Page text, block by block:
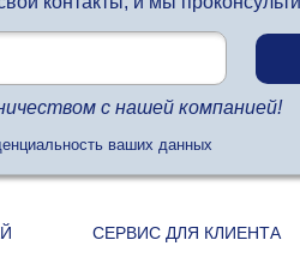
с нашей компанией!
ваших данных
СЕРВИС ДЛЯ КЛИЕНТА